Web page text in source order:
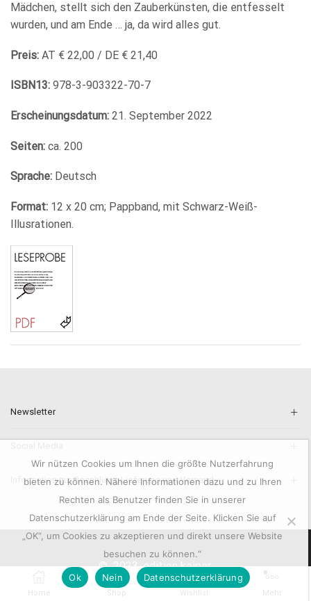
Mädchen, stellt sich den Zauberkünsten, die entfesselt
wurden, und am Ende … ja, da wird alles gut.
Preis: AT € 22,00 / DE € 21,40
ISBN13: 978-3-903322-70-7
Erscheinungsdatum: 21. September 2022
Seiten: ca. 200
Sprache: Deutsch
Format: 12 x 20 cm; Pappband, mit Schwarz-Weiß-
Illusrationen.
Newsletter
Information zur Bezahlung, Lieferung und Versand.
© 2023. edition keiper.
Home Shop Wishlist Mehr
Wir nützen Cookies um Ihnen die größte Nutzerfahrung
bieten zu können. Nähere Informationen dazu und zu Ihren
Rechten als Benutzer finden Sie in unserer
Datenschutzerklärung am Ende der Seite. Klicken Sie auf
„OK“, um Cookies zu akzeptieren und direkt unsere Website
besuchen zu können.“
Ok Nein Datenschutzerklärung